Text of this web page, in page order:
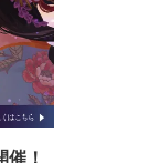
！